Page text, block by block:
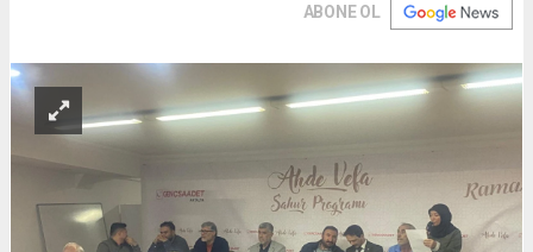
ABONE OL